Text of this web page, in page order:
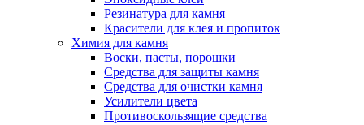
Резинатура для камня
Красители для клея и пропиток
Химия для камня
Воски, пасты, порошки
Средства для защиты камня
Средства для очистки камня
Усилители цвета
Противоскользящие средства